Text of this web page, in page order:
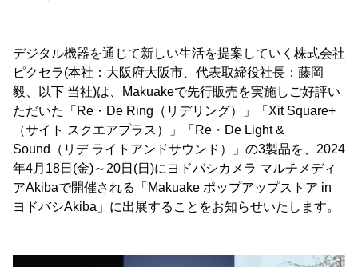
デジタル機器を通じて新しい生活を提案していく株式会社
ピクセラ(本社：大阪府大阪市、代表取締役社長：藤岡
毅、以下 当社)は、Makuakeで先行販売を実施しご好評い
ただいた「Re・De Ring（リデリング）」「Xit Square+
（サイト スクエアプラス）」「Re・De Light &
Sound（リデ ライトアンドサウンド）」の3製品を、2024
年4月18日(金)～20日(日)にヨドバシカメラ マルチメディ
アAkibaで開催される「Makuake ポップアップストア in
ヨドバシAkiba」に出展することをお知らせいたします。